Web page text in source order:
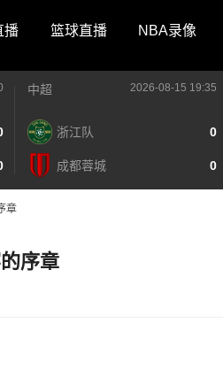
播 篮球直播 NBA录像
中超 2026-08-15 19:35
浙江队 0
成都蓉城 0
章
序章